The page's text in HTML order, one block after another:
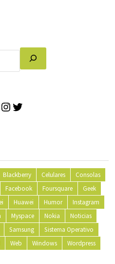
Facebook
Instagram
Blackberry Celulares
Consolas
Facebook Foursquare
Geek
Huawei Humor
Instagram
Myspace Nokia
Noticias
Samsung
Sistema Operativo
Web Windows
Wordpress